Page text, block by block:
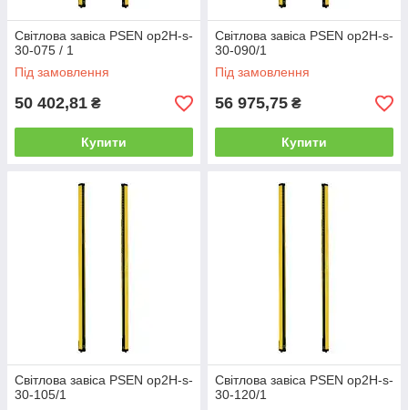
Світлова завіса PSEN op2H-s-
30-075 / 1
Під замовлення
50 402,81 ₴
Купити
Світлова завіса PSEN op2H-s-
30-090/1
Під замовлення
56 975,75 ₴
Купити
Світлова завіса PSEN op2H-s-
30-105/1
Світлова завіса PSEN op2H-s-
30-120/1